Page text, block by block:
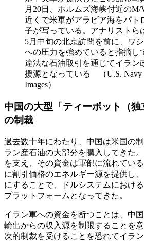
月20日、ホルムズ海峡付近の
近くで米軍がアラビア海をパト
子が写っている。アナリストら
5月中旬の北京訪問を前に、ワ
への圧力を強めていると指摘し
違法な石油取引を通じてイラン
援源となっている （U.S. Navy
Images）
中国の大型「ティーポット（
の制裁
過去数十年にわたり、中国は米国の
ラン産石油の大部分を購入してきた
を支え、その資金は軍部に流れてい
に割引価格のエネルギー源を提供し
にすることで、ドルシステムにおけ
プラットフォームとなってきた。
イラン軍への資金を断つことは、中
輸出からの収入源を制限することを
次的制裁を受けることを恐れてイラ